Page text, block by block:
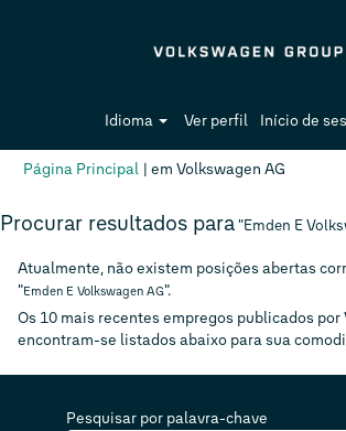
Idioma Ver perfil Início de
Página Principal | em Volkswagen AG
Procurar resultados para "Emden E
Atualmente, não existem posições abertas
"Emden E Volkswagen AG".
Os 10 mais recentes empregos publicados por
encontram-se listados abaixo para sua
Pesquisar por palavra-chave